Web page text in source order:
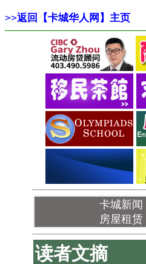
>>返回【卡城华人网】主页
卡城新闻
房屋租赁
读者文摘